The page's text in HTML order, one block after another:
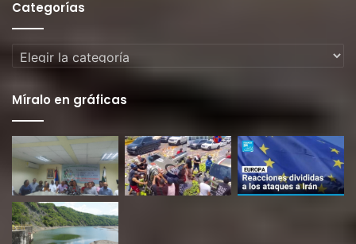
Categorías
Categorías
Míralo en gráficas